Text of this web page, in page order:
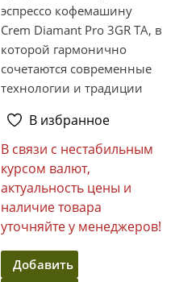
эспрессо кофемашину
Crem Diamant Pro 3GR TA, в
которой гармонично
сочетаются современные
технологии и традиции
В избранное
В связи с нестабильным
курсом валют,
актуальность цены и
наличие товара
уточняйте у менеджеров!
Добавить